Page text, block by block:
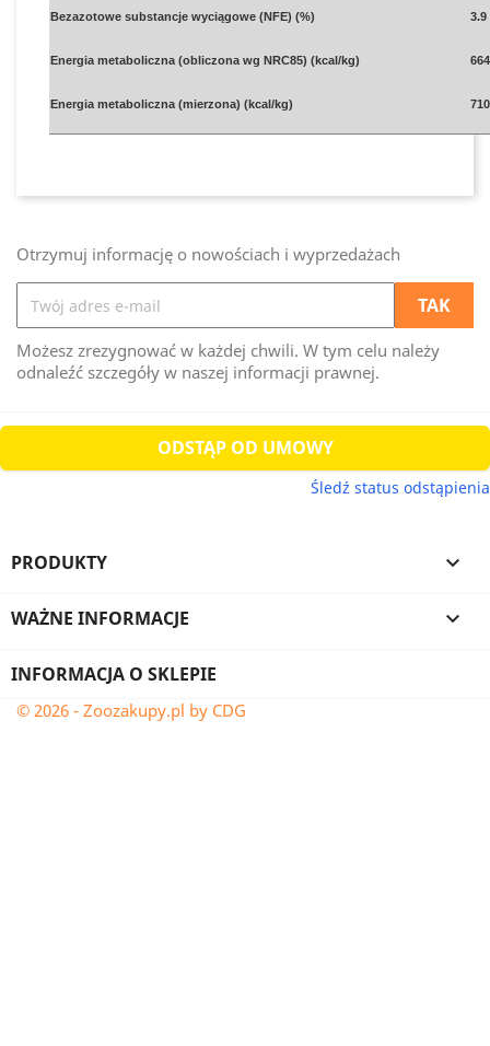
Bezazotowe substancje wyciągowe (NFE) (%) 3.9
Energia metaboliczna (obliczona wg NRC85) (kcal/kg)
Energia metaboliczna (mierzona) (kcal/kg)
Otrzymuj informację o nowościach i wyprzedażach
Możesz zrezygnować w każdej chwili. W tym celu należy
odnaleźć szczegóły w naszej informacji prawnej.
ODSTĄP OD UMOWY
Śledź status odstąpienia
PRODUKTY 
WAŻNE INFORMACJE 
INFORMACJA O SKLEPIE
© 2026 - Zoozakupy.pl by CDG